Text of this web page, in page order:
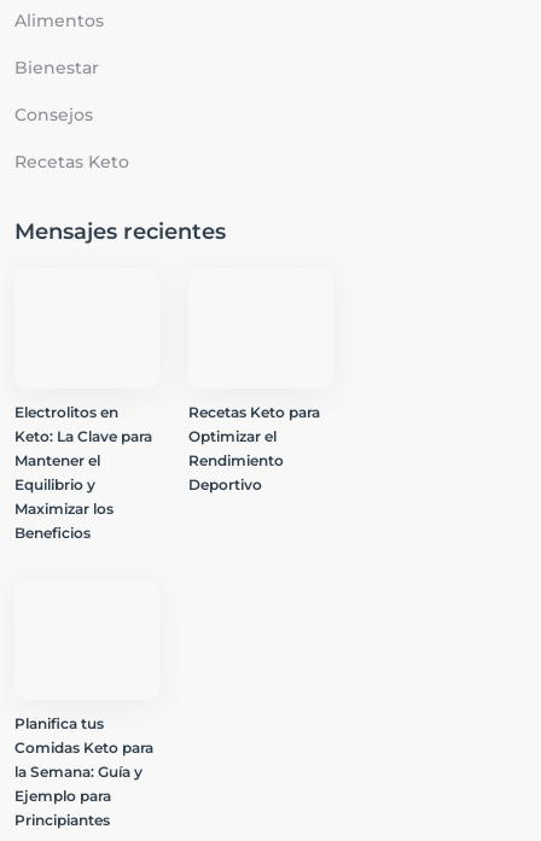
Alimentos
Bienestar
Consejos
Recetas Keto
Mensajes recientes
Electrolitos en
Keto: La Clave para
Mantener el
Equilibrio y
Maximizar los
Beneficios
Recetas Keto para
Optimizar el
Rendimiento
Deportivo
Planifica tus
Comidas Keto para
la Semana: Guía y
Ejemplo para
Principiantes